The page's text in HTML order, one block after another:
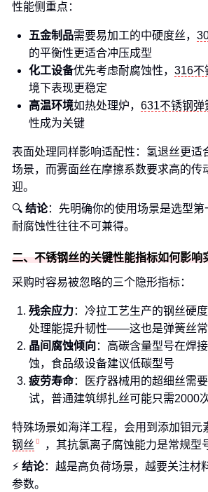
性能侧重点：
五金制品需要易加工的中硬度丝，
的平衡性更适合冲压成型
化工设备优先考虑耐腐蚀性， 316不
境下表现更稳定
高温环境如热处理炉， 631不锈钢弹
性成为关键
表面处理同样影响适配性：氢退丝更适
场景，而雾面丝在摩擦系数要求高的传
迎。
🔍 结论：先明确你的使用场景是选型第
耐腐蚀性往往不可兼得。
二、不锈钢丝的关键性能指标如何影响
采购时容易被忽略的三个隐形指标：
残余应力：冷拉工艺生产的钢丝硬
处理能提升韧性——这也是弹簧丝常
晶间腐蚀倾向 ：高碳含量型号在焊
蚀，食品级设备建议低碳型号
疲劳寿命：医疗器械用的超细丝需
试，普通建筑绑扎丝可能只需2000
特殊场景如海洋工程，会用到添加钼元
钢丝
，其抗氯离子腐蚀能力是常规型
⚡ 结论：越是高负荷场景，越要关注材
参数。